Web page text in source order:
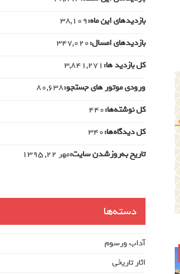
بازدیدهای این ماه:38,109
بازدیدهای امسال:347,020
کل بازدید ها:3,841,271
ورودی‌ موتور های جستجو:80,638
کل نوشته‌ها:440
کل دیدگاه‌ها:340
تاریخ به‌روزشدن سایت:مهر ۲۲, ۱۳۹۵
دسته‌ها
آداب ورسوم
اثار تاریخی